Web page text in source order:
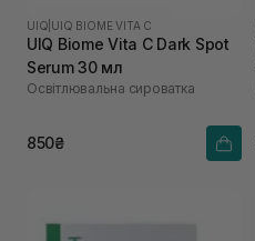
UIQ UIQ BIOME VITA C
UIQ Biome Vita C Dark Spot
Serum 30 мл
Освітлювальна сироватка
850₴